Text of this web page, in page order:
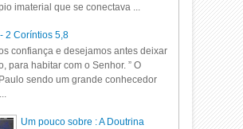
imaterial que se conectava ...
2 Coríntios 5,8
confiança e desejamos antes deixar
para habitar com o Senhor. ” O
sendo um grande conhecedor
Um pouco sobre : A Doutrina